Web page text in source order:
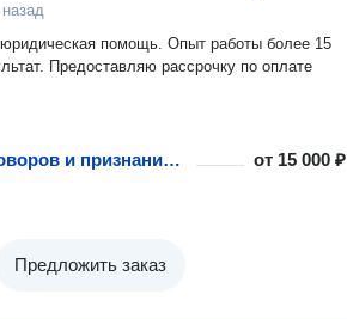
помощь. Опыт работы более 15
Предоставляю рассрочку по оплате
Расторжение договоров и признание сделок недействительными от 15 000 ₽
Предложить заказ